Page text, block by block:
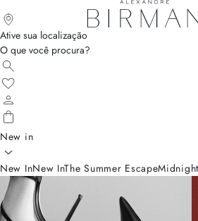
Ative sua localização
O que você procura?
New in
New InNew InThe Summer Escape